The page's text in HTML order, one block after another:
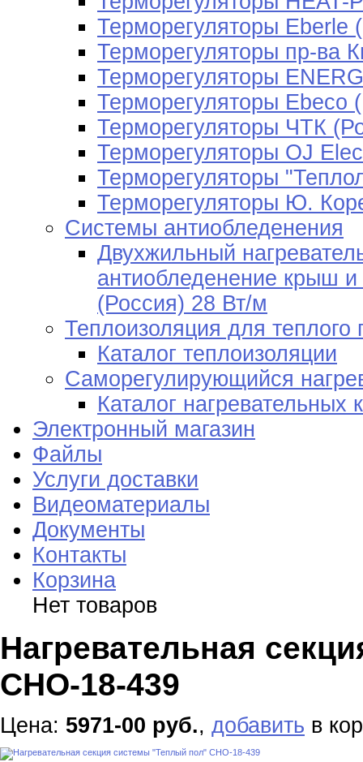
Терморегуляторы Eberle
Терморегуляторы пр-ва
Терморегуляторы
Терморегуляторы Ebeco
Терморегуляторы ЧТК
Терморегуляторы OJ
Терморегуляторы
Терморегуляторы Ю.
Системы антиобледенения
Двухжильный
антиобледенение крыш
(Россия) 28 Вт/м
Теплоизоляция для теплого
Каталог теплоизоляции
Саморегулирующийся
Каталог нагревательных
Электронный магазин
Файлы
Услуги доставки
Видеоматериалы
Документы
Контакты
Корзина
Нет товаров
Нагревательная
СНО-18-439
Цена: 5971-00 руб., добавить в